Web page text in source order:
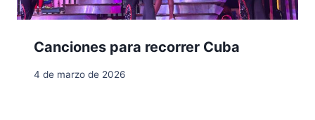
Canciones para recorrer Cuba
4 de marzo de 2026